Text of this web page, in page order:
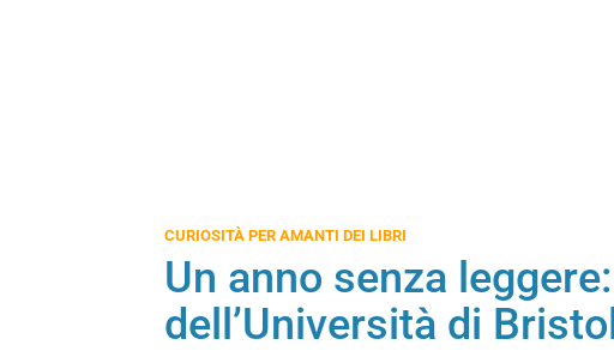
CURIOSITÀ PER AMANTI DEI LIBRI
Un anno senza
dell’Università di Bristol